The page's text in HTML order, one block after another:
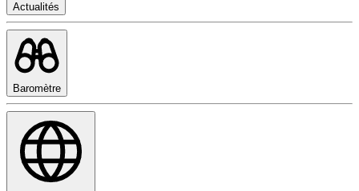
Actualités
Baromètre